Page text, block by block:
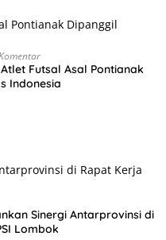
Futsal Asal Pontianak
Indonesia
Sinergi Antarprovinsi di
Lombok